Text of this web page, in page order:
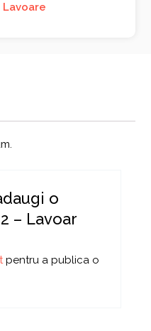
Lavoare
o
– Lavoar
pentru a publica o